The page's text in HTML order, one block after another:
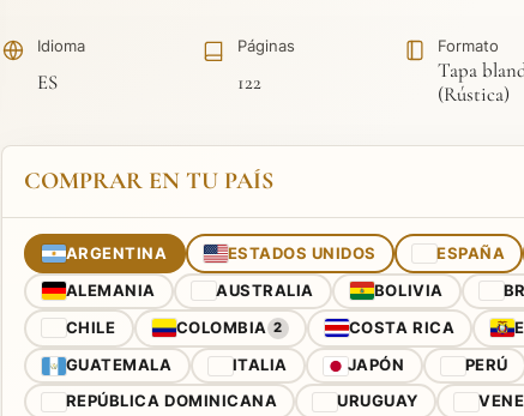
Idioma
ES
Páginas
122
Formato
Tapa
(Rústica)
COMPRAR EN TU PAÍS
ARGENTINA ESTADOS UNIDOS ESPAÑA
ALEMANIA AUSTRALIA BOLIVIA
CHILE COLOMBIA 2 COSTA RICA
GUATEMALA ITALIA JAPÓN PERÚ
REPÚBLICA DOMINICANA URUGUAY